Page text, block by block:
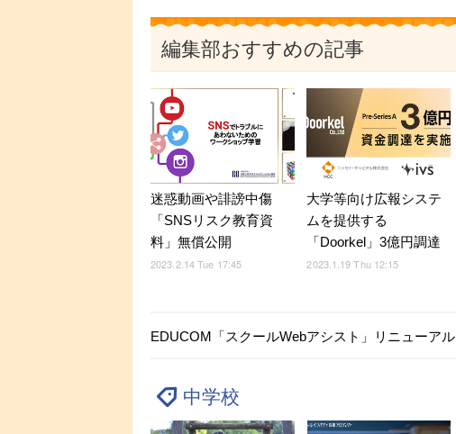
編集部おすすめの記事
迷惑動画や誹謗中傷
「SNSリスク教育資
料」無償公開
2023.2.14 Tue 17:45
大学等向け広報システ
ムを提供する
「Doorkel」3億円調達
2023.1.19 Thu 12:15
EDUCOM「スクールWebアシスト」リニューアル
中学校